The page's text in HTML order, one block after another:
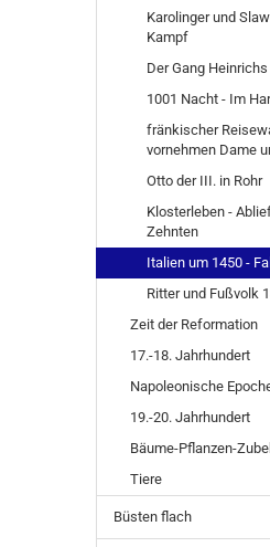
Karolinger und
Kampf
Der Gang
1001 Nacht - Im
fränkischer
vornehmen Dame
Otto der III. in Rohr
Klosterleben -
Zehnten
Italien um 1450 -
Ritter und Fußvolk
Zeit der Reformation
17.-18. Jahrhundert
Napoleonische
19.-20. Jahrhundert
Bäume-Pflanzen-
Tiere
Büsten flach